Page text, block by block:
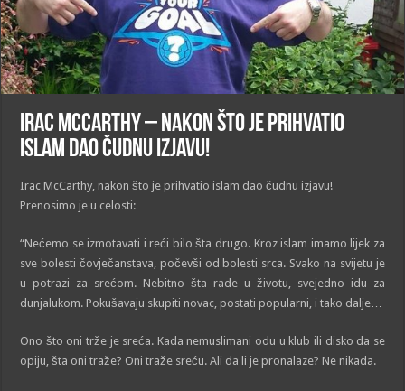
Irac McCarthy – Nakon što je prihvatio
islam dao čudnu izjavu!
Irac McCarthy, nakon što je prihvatio islam dao čudnu izjavu!
Prenosimo je u celosti:
“Nećemo se izmotavati i reći bilo šta drugo. Kroz islam imamo lijek za
sve bolesti čovječanstava, počevši od bolesti srca. Svako na svijetu je
u potrazi za srećom. Nebitno šta rade u životu, svejedno idu za
dunjalukom. Pokušavaju skupiti novac, postati popularni, i tako dalje…
Ono što oni trže je sreća. Kada nemuslimani odu u klub ili disko da se
opiju, šta oni traže? Oni traže sreću. Ali da li je pronalaze? Ne nikada.